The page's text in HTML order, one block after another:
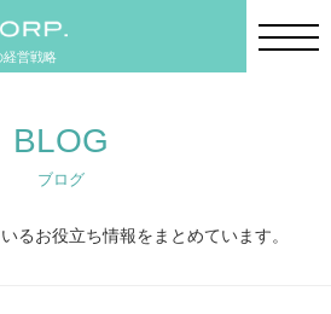
経営戦略
BLOG
ブログ
るお役立ち情報をまとめています。